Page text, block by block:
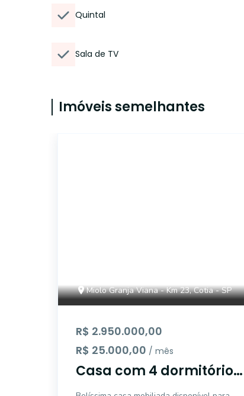
Quintal
Sala de TV
Imóveis semelhantes
Miolo Granja Viana - Km 23, Cotia - SP
R$ 2.950.000,00
R$ 25.000,00 / mês
Casa com 4 dormitórios,
sendo 4 suítes para